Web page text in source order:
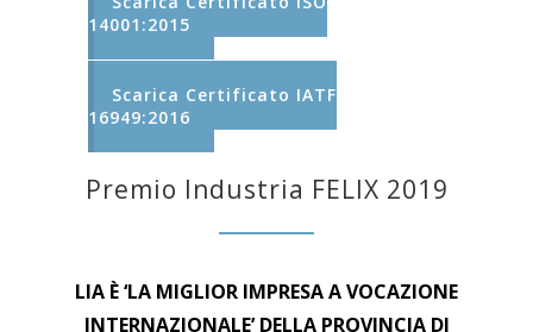
14001:2015
Scarica Certificato IATF
16949:2016
Premio Industria FELIX 2019
LIA È ‘LA MIGLIOR IMPRESA A VOCAZIONE
INTERNAZIONALE’ DELLA PROVINCIA DI